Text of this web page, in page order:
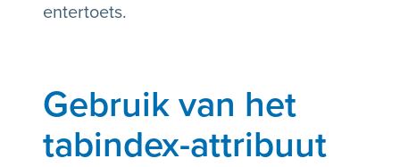
entertoets.
Gebruik van het
tabindex-attribuut